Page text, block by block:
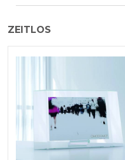
von 7 Werktagen
ZEITLOS